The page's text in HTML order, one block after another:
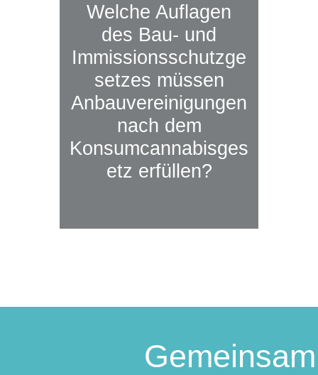
Welche Auflagen
des Bau- und
Immissionsschutzge
setzes müssen
Anbauvereinigungen
nach dem
Konsumcannabisges
etz erfüllen?